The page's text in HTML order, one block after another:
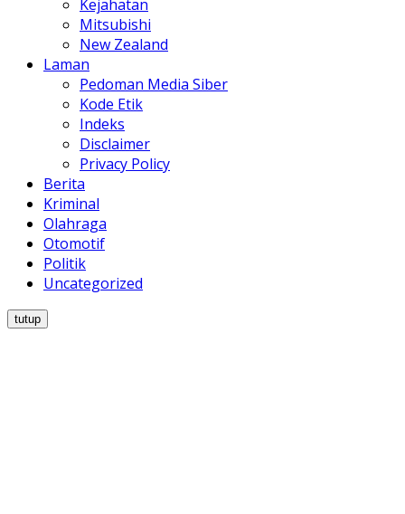
Kejahatan
Mitsubishi
New Zealand
Laman
Pedoman Media Siber
Kode Etik
Indeks
Disclaimer
Privacy Policy
Berita
Kriminal
Olahraga
Otomotif
Politik
Uncategorized
tutup